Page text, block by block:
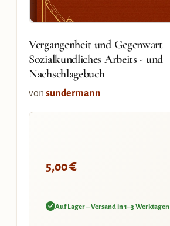
Vergangenheit und Gegenwart
Sozialkundliches Arbeits - und
Nachschlagebuch
von sundermann
5,00€
Auf Lager – Versand in 1–3 Werktagen